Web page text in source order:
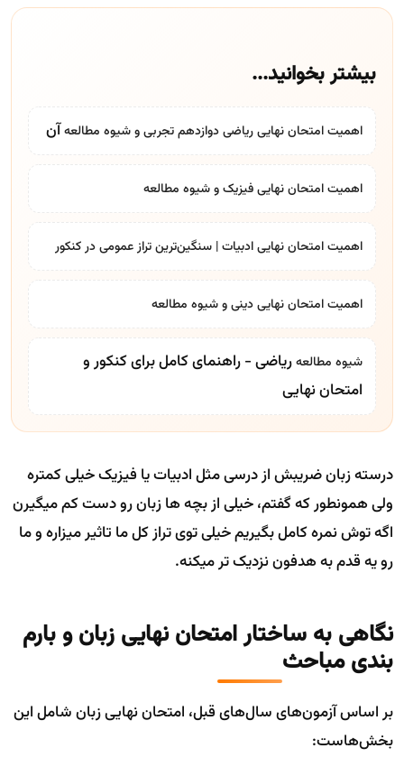
بیشتر بخوانید...
اهمیت امتحان نهایی ریاضی دوازدهم تجربی وشیوه مطالعهآن
اهمیت امتحان نهایی فیزیک وشیوه مطالعه
اهمیت امتحان نهایی ادبیات | سنگین‌ترین تراز عمومی در کنکور
اهمیت امتحان نهایی دینی وشیوه مطالعه
شیوه مطالعهریاضی - راهنمای کامل برای کنکور و
امتحان نهایی
درسته زبان ضریبش از درسی مثل ادبیات یا فیزیک خیلی کمتره
ولی همونطور که گفتم، خیلی از بچه ها زبان رو دست کم میگیرن
اگه توش نمره کامل بگیریم خیلی توی تراز کل ما تاثیر میزاره و ما
رو یه قدم به هدفون نزدیک تر میکنه.
نگاهی به ساختار امتحان نهایی زبان و بارم
بندی مباحث
بر اساس آزمون‌های سال‌های قبل، امتحان نهایی زبان شامل این
بخش‌هاست: